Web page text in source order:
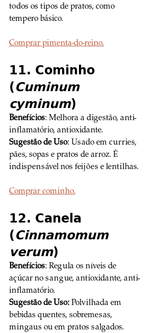
todos os tipos de pratos, como
tempero básico.
Comprar pimenta-do-reino.
11. Cominho
(Cuminum
cyminum)
Benefícios: Melhora a digestão, anti-
inflamatório, antioxidante.
Sugestão de Uso: Usado em curries,
pães, sopas e pratos de arroz. É
indispensável nos feijões e lentilhas.
Comprar cominho.
12. Canela
(Cinnamomum
verum)
Benefícios: Regula os níveis de
açúcar no sangue, antioxidante, anti-
inflamatório.
Sugestão de Uso: Polvilhada em
bebidas quentes, sobremesas,
mingaus ou em pratos salgados.